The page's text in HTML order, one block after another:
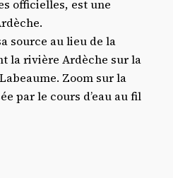
officielles, est une
source au lieu de la
la rivière Ardèche sur la
Zoom sur la
par le cours d’eau au fil